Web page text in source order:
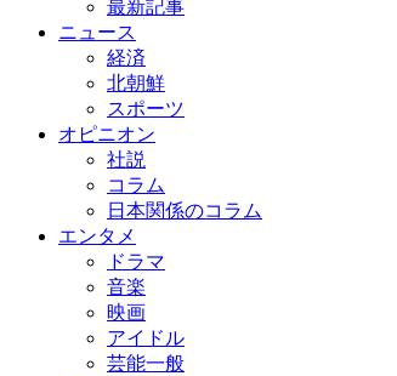
最新記事
ニュース
経済
北朝鮮
スポーツ
オピニオン
社説
コラム
日本関係のコラム
エンタメ
ドラマ
音楽
映画
アイドル
芸能一般